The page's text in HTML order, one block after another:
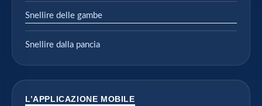
Snellire delle gambe
Snellire dalla pancia
L’APPLICAZIONE MOBILE